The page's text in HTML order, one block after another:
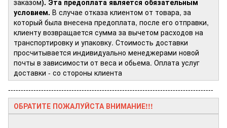
условием. В случае отказа клиентом от товара, за
который была внесена предоплата, после его отправки,
клиенту возвращается сумма за вычетом расходов на
транспортировку и упаковку. Стоимость доставки
просчитывается индивидуально менеджерами новой
почты в зависимости от веса и обьема. Оплата услуг
доставки - со стороны клиента
---------------------------------------------------------------------------------
ОБРАТИТЕ ПОЖАЛУЙСТА ВНИМАНИЕ!!!